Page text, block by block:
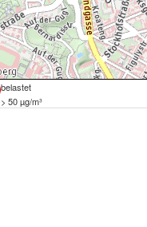
belastet
> 50 µg/m³